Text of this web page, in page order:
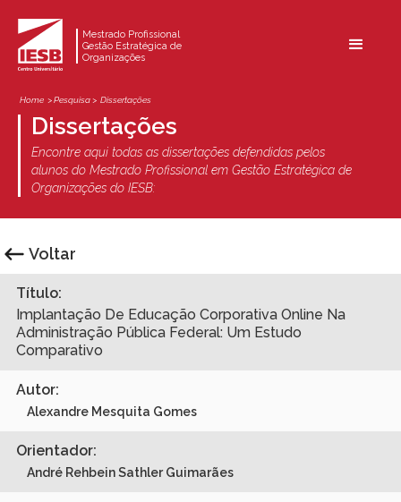
Mestrado Profissional
Gestão Estratégica de
Organizações
Home > Pesquisa > Dissertações
Dissertações
Encontre aqui todas as dissertações defendidas pelos
alunos do Mestrado Profissional em Gestão Estratégica de
Organizações do IESB:
Voltar
Título:
Implantação De Educação Corporativa Online Na
Administração Pública Federal: Um Estudo
Comparativo
Autor:
Alexandre Mesquita Gomes
Orientador:
André Rehbein Sathler Guimarães